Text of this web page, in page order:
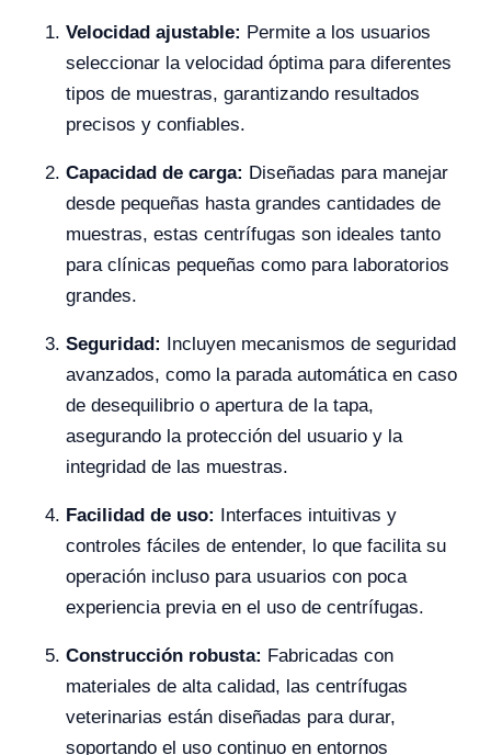
Velocidad ajustable: Permite a los usuarios
seleccionar la velocidad óptima para diferentes
tipos de muestras, garantizando resultados
precisos y confiables.
Capacidad de carga: Diseñadas para manejar
desde pequeñas hasta grandes cantidades de
muestras, estas centrífugas son ideales tanto
para clínicas pequeñas como para laboratorios
grandes.
Seguridad: Incluyen mecanismos de seguridad
avanzados, como la parada automática en caso
de desequilibrio o apertura de la tapa,
asegurando la protección del usuario y la
integridad de las muestras.
Facilidad de uso: Interfaces intuitivas y
controles fáciles de entender, lo que facilita su
operación incluso para usuarios con poca
experiencia previa en el uso de centrífugas.
Construcción robusta: Fabricadas con
materiales de alta calidad, las centrífugas
veterinarias están diseñadas para durar,
soportando el uso continuo en entornos